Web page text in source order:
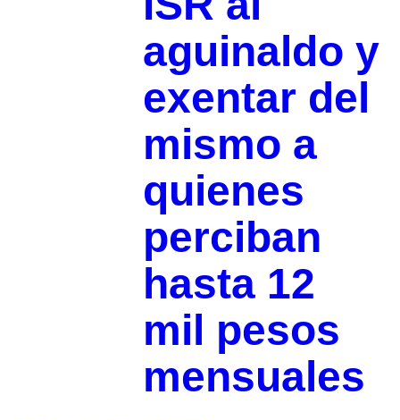
aguinaldo y
exentar del
mismo a
quienes
perciban
hasta 12
mil pesos
mensuales